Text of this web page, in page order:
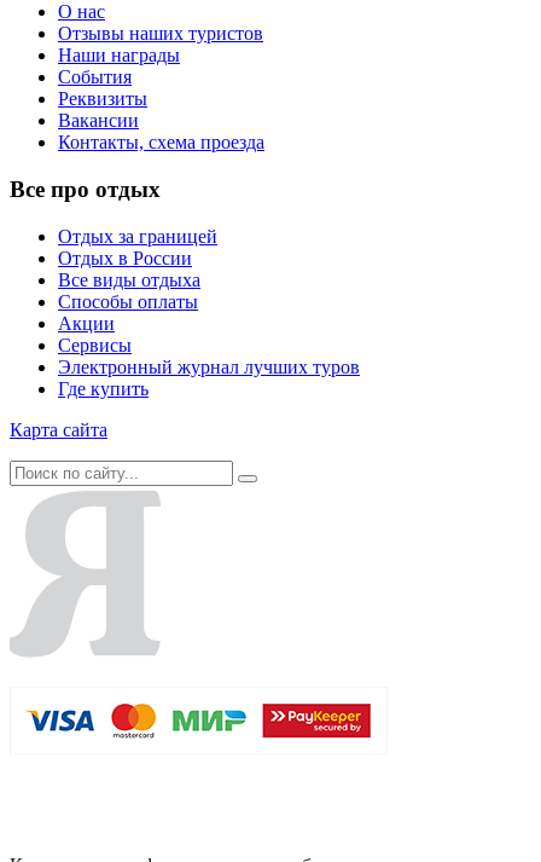
О нас
Отзывы наших туристов
Наши награды
События
Реквизиты
Вакансии
Контакты, схема проезда
Все про отдых
Отдых за границей
Отдых в России
Все виды отдыха
Способы оплаты
Акции
Сервисы
Электронный журнал лучших туров
Где купить
Карта сайта